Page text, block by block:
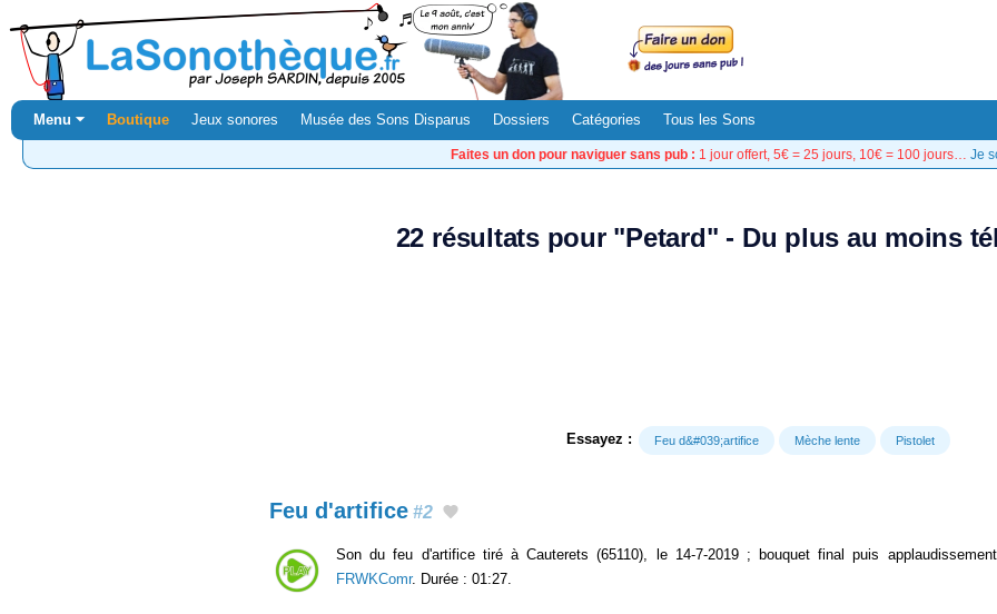
Menu ⏷ Boutique Jeux sonores Musée des Sons Disparus Dossiers Catégories Tous les Sons
Faites un don pour naviguer sans pub : 1 jour offert, 5€ = 25 jours, 10€ = 100 jours… Je
22 résultats pour "Petard" - Du plus au moins
Essayez : Feu d&#039;artifice Mèche lente Pistolet
Feu d'artifice #2
Son du feu d'artifice tiré à Cauterets (65110), le 14-7-2019 ; bouquet final puis
FRWKComr. Durée : 01:27.